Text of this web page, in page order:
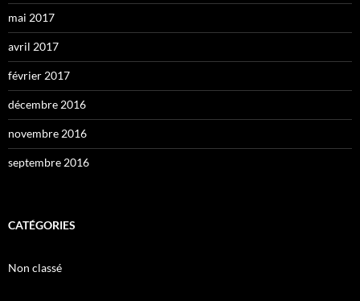
mai 2017
avril 2017
février 2017
décembre 2016
novembre 2016
septembre 2016
CATÉGORIES
Non classé